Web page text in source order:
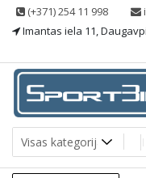
Skip (+371) 254 11 998
Imantas iela 11,
Sportbike
Sporting goods